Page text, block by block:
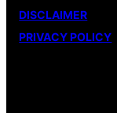
DISCLAIMER
PRIVACY POLICY